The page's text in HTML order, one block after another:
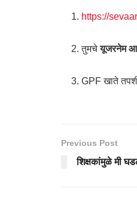
https://
तुमचेयूजरनेम
GPF खाते
Previous Post
शिक्षकांमुळे मी